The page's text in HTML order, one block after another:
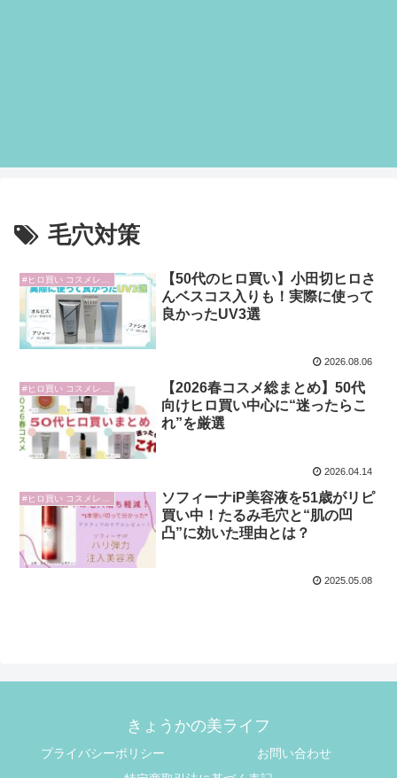
毛穴対策
【50代のヒロ買い】小田切ヒロさ
んベスコス入りも！実際に使って
良かったUV3選
2026.08.06
#ヒロ買い コスメレビュー
【2026春コスメ総まとめ】50代
向けヒロ買い中心に“迷ったらこ
れ”を厳選
2026.04.14
ソフィーナiP美容液を51歳がリピ
買い中！たるみ毛穴と“肌の凹
凸”に効いた理由とは？
2025.05.08
きょうかの美ライフ
プライバシーポリシー
お問い合わせ